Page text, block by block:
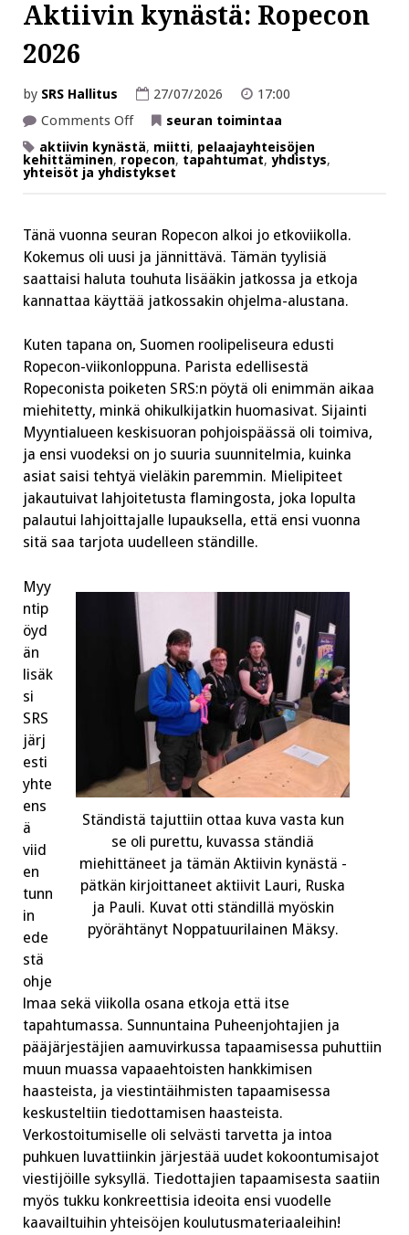
Aktiivin kynästä: Ropecon
2026
by SRS Hallitus 27/07/2026
17:00
Comments Offon
kynästä:
Ropecon
2026
seuran toimintaa
aktiivin kynästä, miitti, pelaajayhteisöjen
kehittäminen, ropecon, tapahtumat, yhdistys,
yhteisöt ja yhdistykset
Tänä vuonna seuran Ropecon alkoi jo etkoviikolla.
Kokemus oli uusi ja jännittävä. Tämän tyylisiä
saattaisi haluta touhuta lisääkin jatkossa ja etkoja
kannattaa käyttää jatkossakin ohjelma-alustana.
Kuten tapana on, Suomen roolipeliseura edusti
Ropecon-viikonloppuna. Parista edellisestä
Ropeconista poiketen SRS:n pöytä oli enimmän aikaa
miehitetty, minkä ohikulkijatkin huomasivat. Sijainti
Myyntialueen keskisuoran pohjoispäässä oli toimiva,
ja ensi vuodeksi on jo suuria suunnitelmia, kuinka
asiat saisi tehtyä vieläkin paremmin. Mielipiteet
jakautuivat lahjoitetusta flamingosta, joka lopulta
palautui lahjoittajalle lupauksella, että ensi vuonna
sitä saa tarjota uudelleen ständille.
Ständistä tajuttiin ottaa kuva vasta kun
se oli purettu, kuvassa ständiä
miehittäneet ja tämän Aktiivin kynästä -
pätkän kirjoittaneet aktiivit Lauri, Ruska
ja Pauli. Kuvat otti ständillä myöskin
pyörähtänyt Noppatuurilainen Mäksy.
Myy
ntip
öyd
än
lisäk
si
SRS
järj
esti
yhte
ens
ä
viid
en
tunn
in
ede
stä
ohje
lmaa sekä viikolla osana etkoja että itse
tapahtumassa. Sunnuntaina Puheenjohtajien ja
pääjärjestäjien aamuvirkussa tapaamisessa puhuttiin
muun muassa vapaaehtoisten hankkimisen
haasteista, ja viestintäihmisten tapaamisessa
keskusteltiin tiedottamisen haasteista.
Verkostoitumiselle oli selvästi tarvetta ja intoa
puhkuen luvattiinkin järjestää uudet kokoontumisajot
viestijöille syksyllä. Tiedottajien tapaamisesta saatiin
myös tukku konkreettisia ideoita ensi vuodelle
kaavailtuihin yhteisöjen koulutusmateriaaleihin!